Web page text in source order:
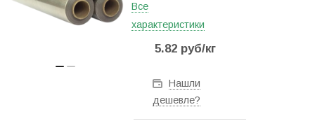
Все
характеристики
5.82руб/кг
Нашли
дешевле?